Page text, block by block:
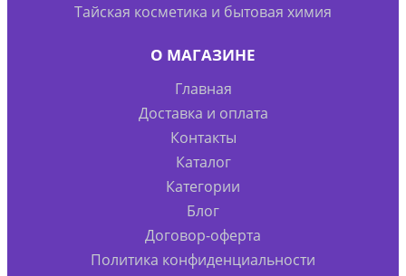
Тайская косметика и бытовая химия
О МАГАЗИНЕ
Главная
Доставка и оплата
Контакты
Каталог
Категории
Блог
Договор-оферта
Политика конфиденциальности